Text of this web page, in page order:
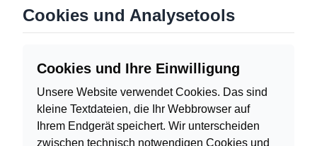
Cookies und Analysetools
Cookies und Ihre Einwilligung
Unsere Website verwendet Cookies. Das sind
kleine Textdateien, die Ihr Webbrowser auf
Ihrem Endgerät speichert. Wir unterscheiden
zwischen technisch notwendigen Cookies und